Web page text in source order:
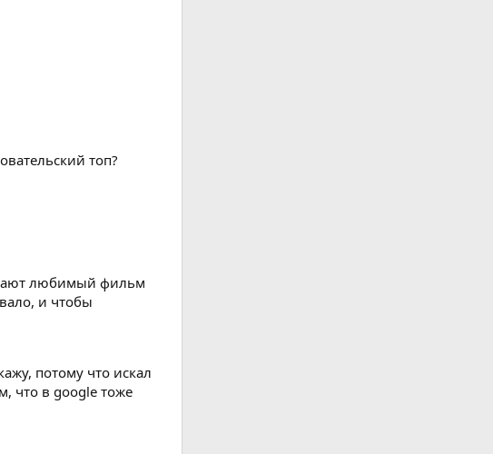
топ?
любимый фильм
и чтобы
потому что искал
что в google тоже